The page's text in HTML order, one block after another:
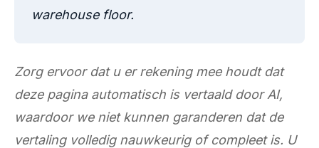
warehouse floor.
Zorg ervoor dat u er rekening mee houdt dat
deze pagina automatisch is vertaald door AI,
waardoor we niet kunnen garanderen dat de
vertaling volledig nauwkeurig of compleet is. U